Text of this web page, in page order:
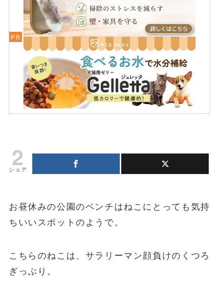
2
シェア
お昼休みの公園のベンチはねこにとっても気持
ちいいスポットのようで。
こちらのねこは、サラリーマン顔負けのくつろ
ぎっぷり。